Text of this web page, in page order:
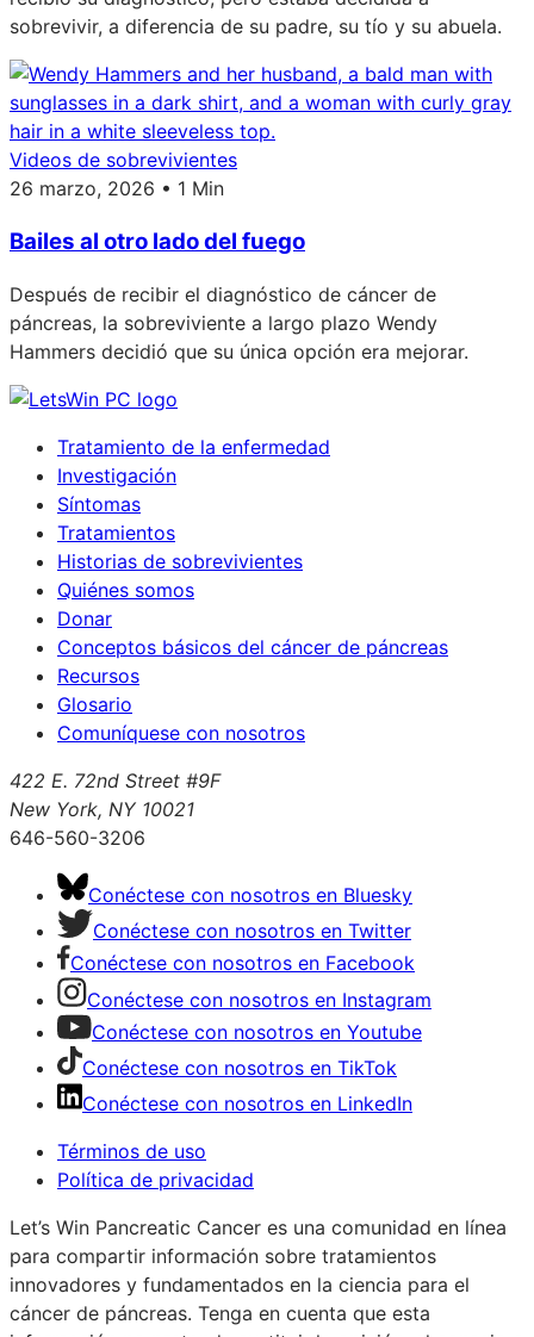
sobrevivir, a diferencia de su padre, su tío y su abuela.
Videos de sobrevivientes
26 marzo, 2026 • 1 Min
Bailes al otro lado del fuego
Después de recibir el diagnóstico de cáncer de
páncreas, la sobreviviente a largo plazo Wendy
Hammers decidió que su única opción era mejorar.
Tratamiento de la enfermedad
Investigación
Síntomas
Tratamientos
Historias de sobrevivientes
Quiénes somos
Donar
Conceptos básicos del cáncer de páncreas
Recursos
Glosario
Comuníquese con nosotros
422 E. 72nd Street #9F
New York, NY 10021
646-560-3206
Conéctese con nosotros en Bluesky
Conéctese con nosotros en Twitter
Conéctese con nosotros en Facebook
Conéctese con nosotros en Instagram
Conéctese con nosotros en Youtube
Conéctese con nosotros en TikTok
Conéctese con nosotros en LinkedIn
Términos de uso
Política de privacidad
Let’s Win Pancreatic Cancer es una comunidad en línea
para compartir información sobre tratamientos
innovadores y fundamentados en la ciencia para el
cáncer de páncreas. Tenga en cuenta que esta